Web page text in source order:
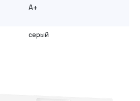
A+
серый